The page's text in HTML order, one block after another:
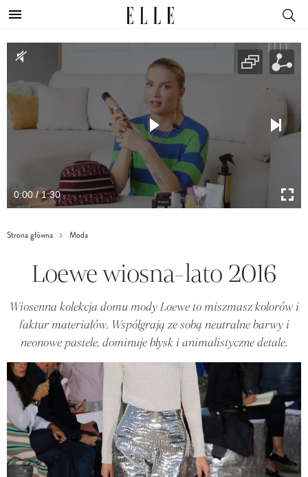
0:00 / 1:30
Strona główna Moda
Loewe wiosna-lato 2016
Wiosenna kolekcja domu mody Loewe to miszmasz kolorów i
faktur materiałów. Współgrają ze sobą neutralne barwy i
neonowe pastele, dominuje błysk i animalistyczne detale.